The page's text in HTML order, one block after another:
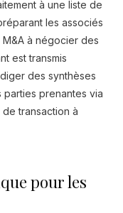
à une liste de
les associés
à négocier des
est transmis
des synthèses
prenantes via
transaction à
pour les